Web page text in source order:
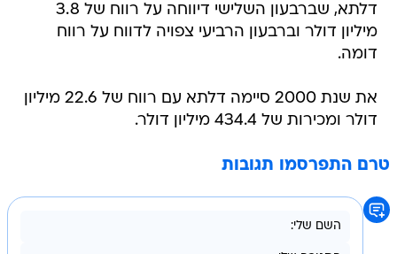
דלתא, שברבעון השלישי דיווחה על רווח של 3.8
מיליון דולר וברבעון הרביעי צפויה לדווח על רווח
דומה.
את שנת 2000 סיימה דלתא עם רווח של 22.6 מיליון
דולר ומכירות של 434.4 מיליון דולר.
טרם התפרסמו תגובות